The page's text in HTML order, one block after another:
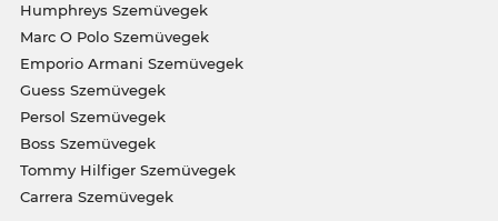
Humphreys Szemüvegek
Marc O Polo Szemüvegek
Emporio Armani Szemüvegek
Guess Szemüvegek
Persol Szemüvegek
Boss Szemüvegek
Tommy Hilfiger Szemüvegek
Carrera Szemüvegek